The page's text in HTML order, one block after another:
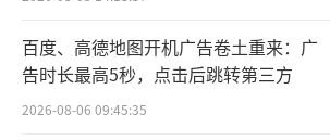
的收入”。
其中，最重要的金主爸
业。
百度、高德地图开机广告卷土重来：广
告时长最高5秒，点击后跳转第三方
2026-08-06 09:45:35